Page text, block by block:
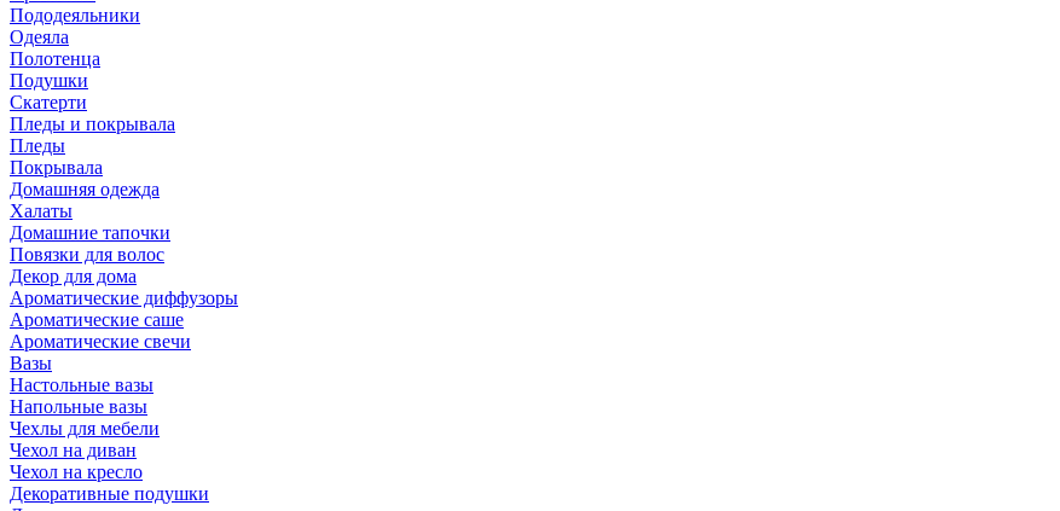
Пододеяльники
Одеяла
Полотенца
Подушки
Скатерти
Пледы и покрывала
Пледы
Покрывала
Домашняя одежда
Халаты
Домашние тапочки
Повязки для волос
Декор для дома
Ароматические диффузоры
Ароматические саше
Ароматические свечи
Вазы
Настольные вазы
Напольные вазы
Чехлы для мебели
Чехол на диван
Чехол на кресло
Декоративные подушки